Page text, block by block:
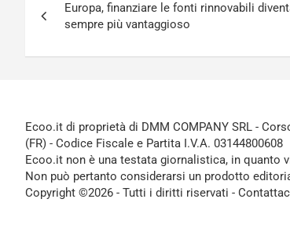
articoli
Europa, finanziare le fonti rinnovabili
sempre più vantaggioso
Ecoo.it di proprietà di DMM COMPANY SRL -
(FR) - Codice Fiscale e Partita I.V.A. 03144800608
Ecoo.it non è una testata giornalistica, in quanto
Non può pertanto considerarsi un prodotto
Copyright ©2026 - Tutti i diritti riservati -